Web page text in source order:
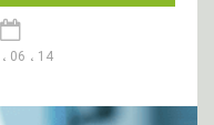
14 ، 06 ، 1400